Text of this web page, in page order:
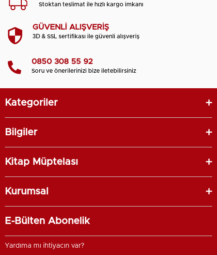
Stoktan teslimat ile hızlı kargo imkanı
GÜVENLİ ALIŞVERİŞ
3D & SSL sertifikası ile güvenli alışveriş
0850 308 55 92
Soru ve önerilerinizi bize iletebilirsiniz
Kategoriler
Bilgiler
Kitap Müptelası
Kurumsal
E-Bülten Abonelik
Yardıma mı ihtiyacın var?